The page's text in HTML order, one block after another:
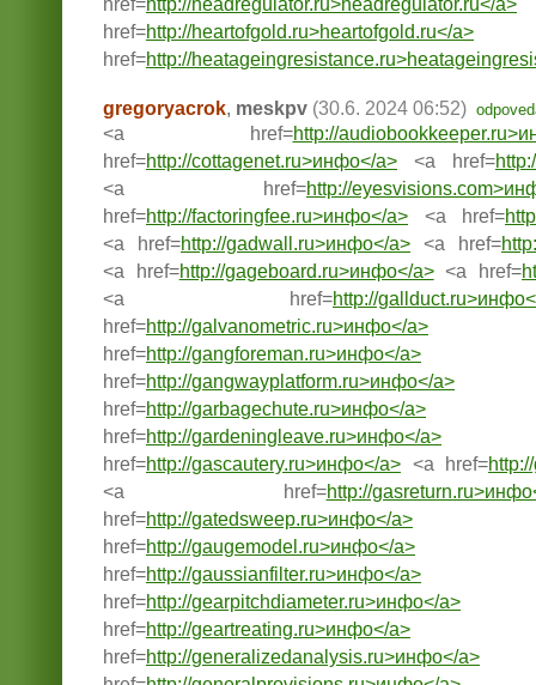
href=http://heartofgold.ru>heartofgold.ru</a>
href=http://
gregoryacrok, meskpv (30.6. 2024 06:52)
<a href=http://
href=http://cottagenet.ru>инфо</a> <a href=
<a href=http://
href=http://factoringfee.ru>инфо</a> <a href=
<a href=http://gadwall.ru>инфо</a> <a href=
<a href=http://gageboard.ru>инфо</a><a href=
<a href=http://
href=http://galvanometric.ru>инфо</a>
href=http://gangforeman.ru>инфо</a>
href=http://gangwayplatform.ru>инфо</a>
href=http://garbagechute.ru>инфо</a>
href=http://gardeningleave.ru>инфо</a>
href=http://gascautery.ru>инфо</a> <a href=
<a href=http://
href=http://gatedsweep.ru>инфо</a>
href=http://gaugemodel.ru>инфо</a>
href=http://gaussianfilter.ru>инфо</a>
href=http://gearpitchdiameter.ru>инфо</a>
href=http://geartreating.ru>инфо</a>
href=http://generalizedanalysis.ru>инфо</a>